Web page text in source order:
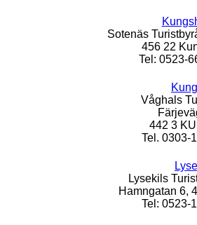
Sotenäs
456 22
Tel: 0523-
Våghals
442 3
Tel. 0303-
Lysekils
Hamngatan 6,
Tel: 0523-